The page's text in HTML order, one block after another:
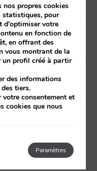
Article suivant
s’intègre à Asksuite
propres cookies
statistiques, pour
d'optimiser votre
en fonction de
en offrant des
vous montrant de la
un profil créé à partir
des informations
tiers.
votre consentement et
cookies que nous
Paramètres